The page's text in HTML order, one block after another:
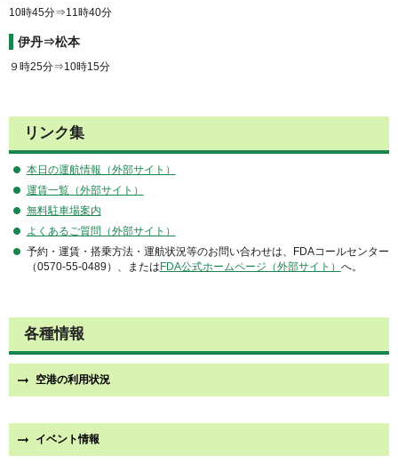
10時45分⇒11時40分
伊丹⇒松本
９時25分⇒10時15分
リンク集
本日の運航情報（外部サイト）
運賃一覧（外部サイト）
無料駐車場案内
よくあるご質問（外部サイト）
予約・運賃・搭乗方法・運航状況等のお問い合わせは、FDAコールセンター
（0570-55-0489）、または FDA公式ホームページ（外部サイト） へ。
各種情報
空港の利用状況
イベント情報